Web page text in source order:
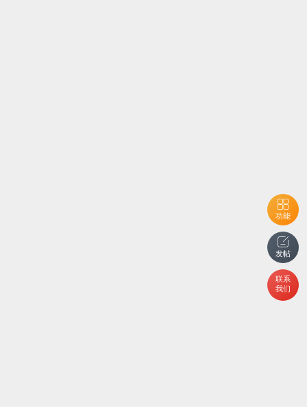
功能
发帖
联系
我们